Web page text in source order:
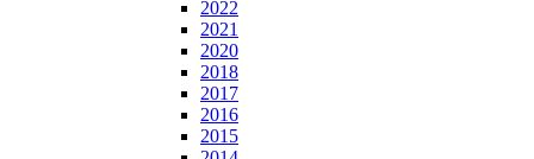
2022
2021
2020
2018
2017
2016
2015